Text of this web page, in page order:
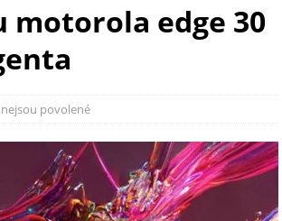
tiskáren Canon imageFORCE s modely
Co by měli vědět milovníci technologií
motorola edge 30
povolené